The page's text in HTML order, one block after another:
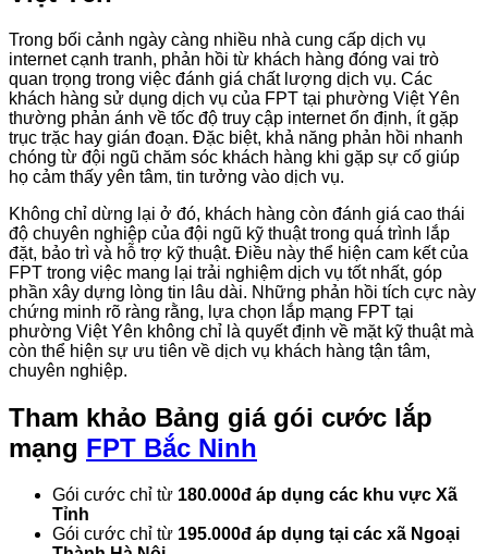
Trong bối cảnh ngày càng nhiều nhà cung cấp dịch vụ
internet cạnh tranh, phản hồi từ khách hàng đóng vai trò
quan trọng trong việc đánh giá chất lượng dịch vụ. Các
khách hàng sử dụng dịch vụ của FPT tại phường Việt Yên
thường phản ánh về tốc độ truy cập internet ổn định, ít gặp
trục trặc hay gián đoạn. Đặc biệt, khả năng phản hồi nhanh
chóng từ đội ngũ chăm sóc khách hàng khi gặp sự cố giúp
họ cảm thấy yên tâm, tin tưởng vào dịch vụ.
Không chỉ dừng lại ở đó, khách hàng còn đánh giá cao thái
độ chuyên nghiệp của đội ngũ kỹ thuật trong quá trình lắp
đặt, bảo trì và hỗ trợ kỹ thuật. Điều này thể hiện cam kết của
FPT trong việc mang lại trải nghiệm dịch vụ tốt nhất, góp
phần xây dựng lòng tin lâu dài. Những phản hồi tích cực này
chứng minh rõ ràng rằng, lựa chọn lắp mạng FPT tại
phường Việt Yên không chỉ là quyết định về mặt kỹ thuật mà
còn thể hiện sự ưu tiên về dịch vụ khách hàng tận tâm,
chuyên nghiệp.
Tham khảo Bảng giá gói cước lắp
mạng FPT Bắc Ninh
Gói cước chỉ từ 180.000đ áp dụng các khu vực Xã
Tỉnh
Gói cước chỉ từ 195.000đ áp dụng tại các xã Ngoại